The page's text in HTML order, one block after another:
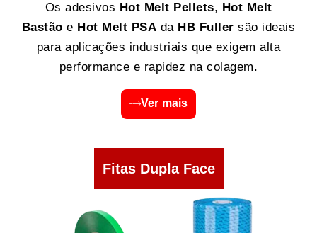
Os adesivos Hot Melt Pellets, Hot Melt
Bastão e Hot Melt PSA da HB Fuller são ideais
para aplicações industriais que exigem alta
performance e rapidez na colagem.
Ver mais
Fitas Dupla Face